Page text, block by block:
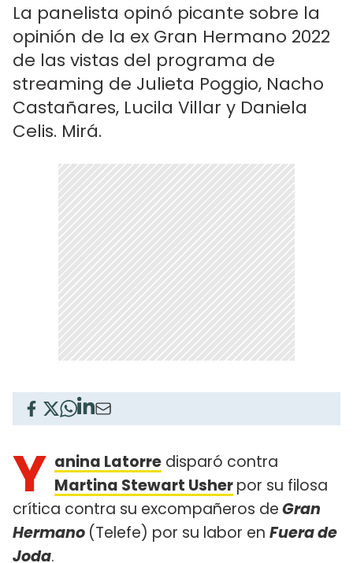
La panelista opinó picante sobre la
opinión de la ex Gran Hermano 2022
de las vistas del programa de
streaming de Julieta Poggio, Nacho
Castañares, Lucila Villar y Daniela
Celis. Mirá.
Y anina Latorre disparó contra
Martina Stewart Usherpor su filosa
crítica contra su excompañeros deGran
Hermano (Telefe) por su labor en Fuera de
Joda.